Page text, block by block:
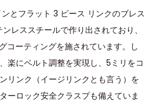
とフラット 3 ピース リンクのブレス
レススチールで作り出されており、
コーティングを施されています。し
楽にベルト調整を実現し、5ミリをコ
リンク（イージリンクとも言う）を
ーロック安全クラスプも備えていま